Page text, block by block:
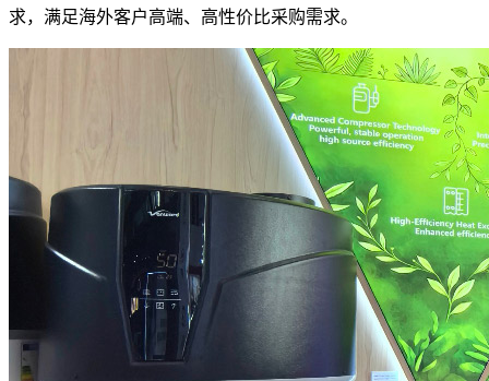
求，满足海外客户高端、高性价比采购需求。